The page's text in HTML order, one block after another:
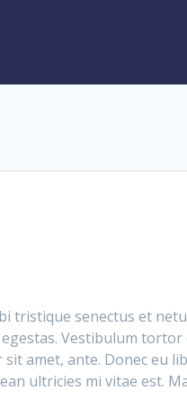
tristique senectus et
Vestibulum
amet, ante. Donec eu
ultricies mi vitae est.